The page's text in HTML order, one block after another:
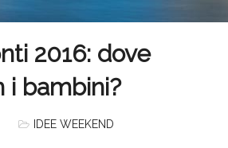
2016: dove
i bambini?
IDEE WEEKEND